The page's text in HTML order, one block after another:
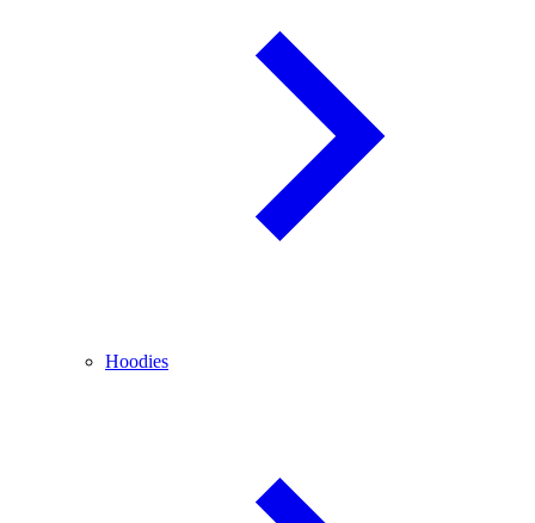
Hoodies